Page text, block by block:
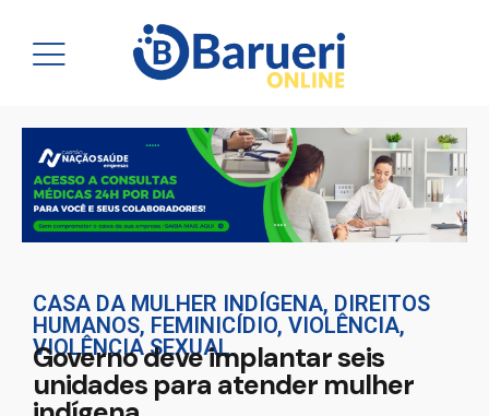
CASA DA MULHER INDÍGENA, DIREITOS
HUMANOS, FEMINICÍDIO, VIOLÊNCIA,
VIOLÊNCIA SEXUAL
Governo deve implantar seis
unidades para atender mulher